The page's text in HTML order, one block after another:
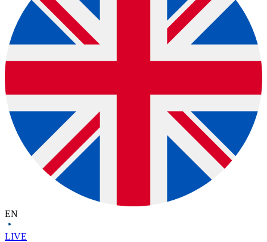
EN
LIVE